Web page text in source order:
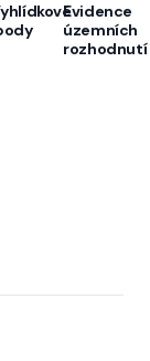
Evidence
územních
rozhodnutí